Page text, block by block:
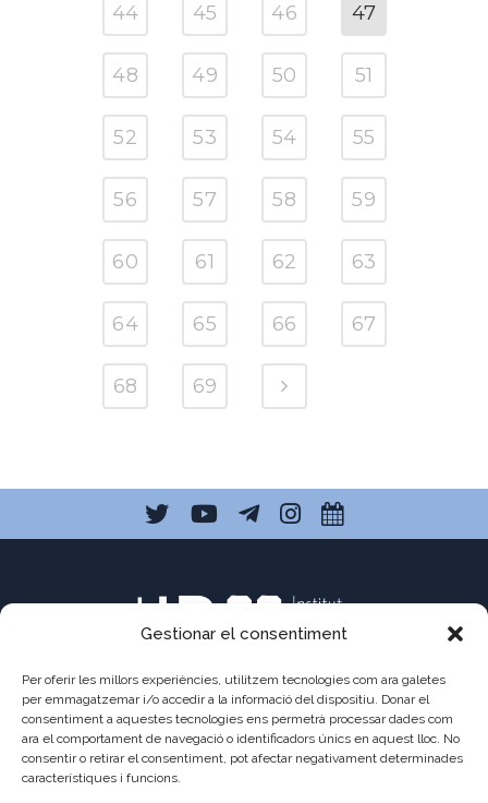
Gestionar el consentiment
Per oferir les millors experiències, utilitzem tecnologies com ara galetes
per emmagatzemar i/o accedir a la informació del dispositiu. Donar el
consentiment a aquestes tecnologies ens permetrà processar dades com
ara el comportament de navegació o identificadors únics en aquest lloc. No
consentir o retirar el consentiment, pot afectar negativament determinades
característiques i funcions.
44 45 46 47
48 49 50 51
52 53 54 55
56 57 58 59
60 61 62 63
64 65 66 67
68 69
C/ Pau Claris 121
08009 Barcelona